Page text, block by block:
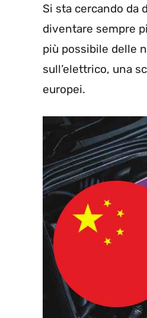
Si sta cercando da
diventare sempre
più possibile delle
sull’elettrico, una
europei.